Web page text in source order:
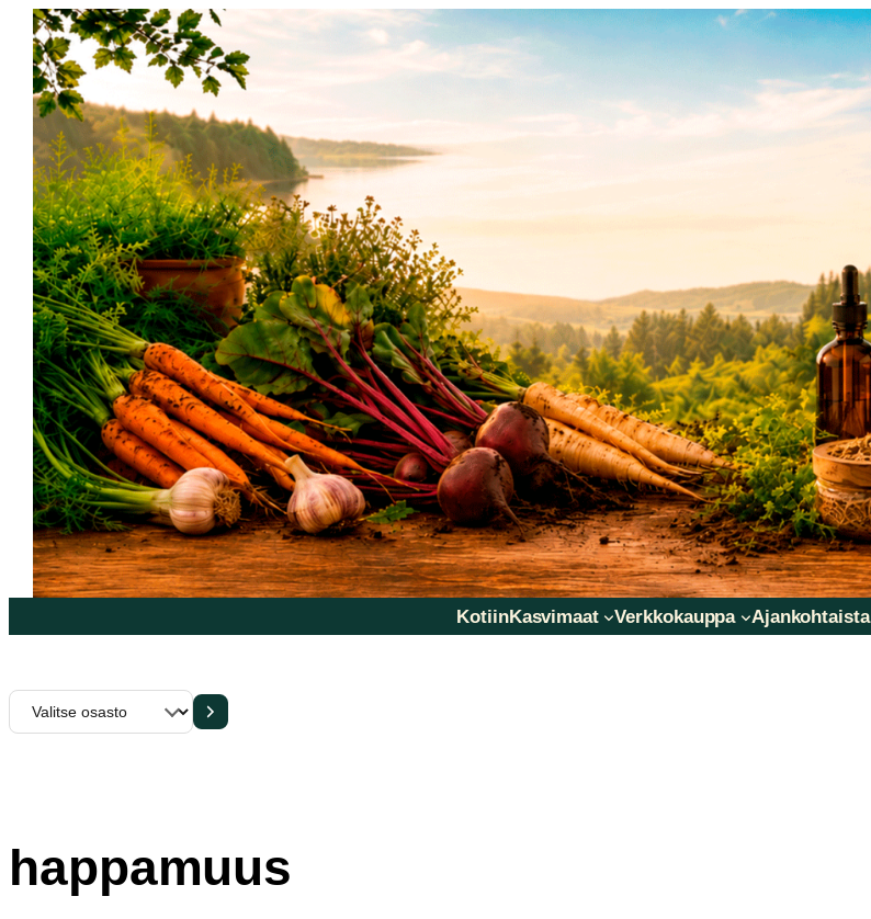
Siirry
sisältöön
KotiinKasvimaat Verkkokauppa Ajankohtaista
Valitse
osasto
happamuus